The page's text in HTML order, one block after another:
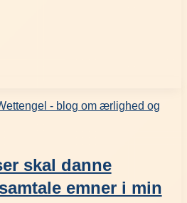
skal danne
emner i min